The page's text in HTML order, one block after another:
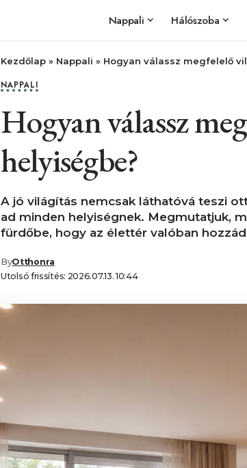
Nappali Hálószoba
Kezdőlap » Nappali » Hogyan válassz megfelelő
NAPPALI
Hogyan válassz
helyiségbe?
A jó világítás nemcsak láthatóvá teszi
ad minden helyiségnek. Megmutatjuk,
fürdőbe, hogy az élettér valóban
Utolsó frissítés: 2026.07.13. 10:44
ByOtthonra